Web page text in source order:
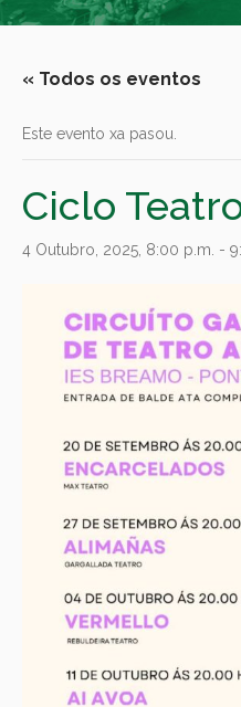
« Todos os eventos
Este evento xa pasou.
Ciclo
4 Outubro, 2025, 8:00 p.m. -